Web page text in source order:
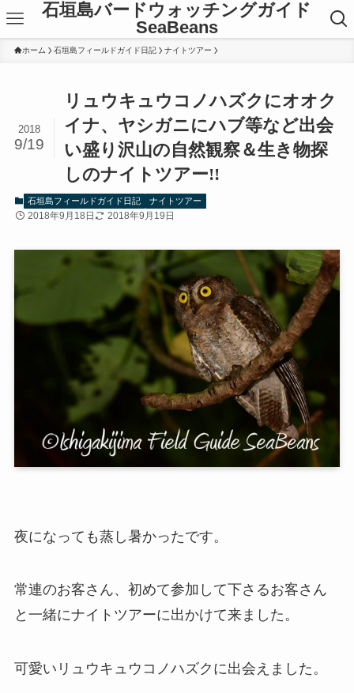
石垣島バードウォッチングガイド
SeaBeans
ホーム 石垣島フィールドガイド日記 ナイトツアー
リュウキュウコノハズクにオオク
イナ、ヤシガニにハブ等など出会
い盛り沢山の自然観察＆生き物探
しのナイトツアー!!
2018
9/19
石垣島フィールドガイド日記 ナイトツアー
2018年9月18日 2018年9月19日
夜になっても蒸し暑かったです。
常連のお客さん、初めて参加して下さるお客さん
と一緒にナイトツアーに出かけて来ました。
可愛いリュウキュウコノハズクに出会えました。